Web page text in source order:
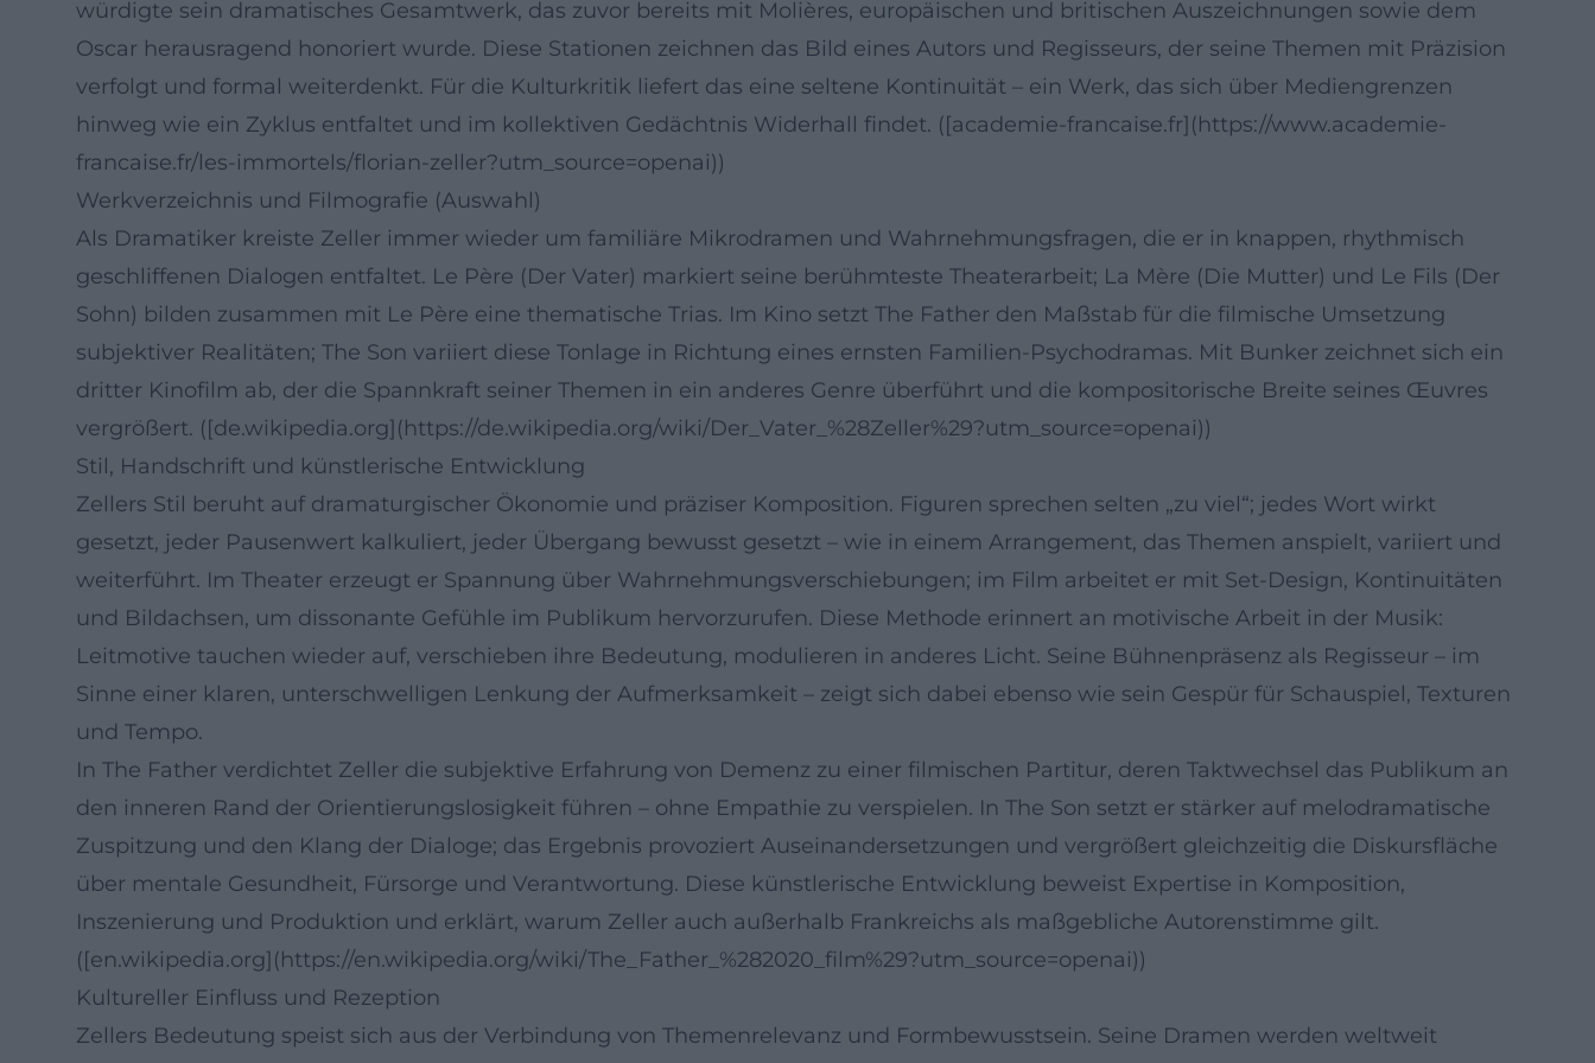
würdigte sein dramatisches Gesamtwerk, das zuvor bereits mit Molières, europäischen und britischen Auszeichnungen sowie dem
Oscar herausragend honoriert wurde. Diese Stationen zeichnen das Bild eines Autors und Regisseurs, der seine Themen mit Präzision
verfolgt und formal weiterdenkt. Für die Kulturkritik liefert das eine seltene Kontinuität – ein Werk, das sich über Mediengrenzen
hinweg wie ein Zyklus entfaltet und im kollektiven Gedächtnis Widerhall findet. ([academie-francaise.fr](https://www.academie-
francaise.fr/les-immortels/florian-zeller?utm_source=openai))
Werkverzeichnis und Filmografie (Auswahl)
Als Dramatiker kreiste Zeller immer wieder um familiäre Mikrodramen und Wahrnehmungsfragen, die er in knappen, rhythmisch
geschliffenen Dialogen entfaltet. Le Père (Der Vater) markiert seine berühmteste Theaterarbeit; La Mère (Die Mutter) und Le Fils (Der
Sohn) bilden zusammen mit Le Père eine thematische Trias. Im Kino setzt The Father den Maßstab für die filmische Umsetzung
subjektiver Realitäten; The Son variiert diese Tonlage in Richtung eines ernsten Familien-Psychodramas. Mit Bunker zeichnet sich ein
dritter Kinofilm ab, der die Spannkraft seiner Themen in ein anderes Genre überführt und die kompositorische Breite seines Œuvres
vergrößert. ([de.wikipedia.org](https://de.wikipedia.org/wiki/Der_Vater_%28Zeller%29?utm_source=openai))
Stil, Handschrift und künstlerische Entwicklung
Zellers Stil beruht auf dramaturgischer Ökonomie und präziser Komposition. Figuren sprechen selten „zu viel“; jedes Wort wirkt
gesetzt, jeder Pausenwert kalkuliert, jeder Übergang bewusst gesetzt – wie in einem Arrangement, das Themen anspielt, variiert und
weiterführt. Im Theater erzeugt er Spannung über Wahrnehmungsverschiebungen; im Film arbeitet er mit Set-Design, Kontinuitäten
und Bildachsen, um dissonante Gefühle im Publikum hervorzurufen. Diese Methode erinnert an motivische Arbeit in der Musik:
Leitmotive tauchen wieder auf, verschieben ihre Bedeutung, modulieren in anderes Licht. Seine Bühnenpräsenz als Regisseur – im
Sinne einer klaren, unterschwelligen Lenkung der Aufmerksamkeit – zeigt sich dabei ebenso wie sein Gespür für Schauspiel, Texturen
und Tempo.
In The Father verdichtet Zeller die subjektive Erfahrung von Demenz zu einer filmischen Partitur, deren Taktwechsel das Publikum an
den inneren Rand der Orientierungslosigkeit führen – ohne Empathie zu verspielen. In The Son setzt er stärker auf melodramatische
Zuspitzung und den Klang der Dialoge; das Ergebnis provoziert Auseinandersetzungen und vergrößert gleichzeitig die Diskursfläche
über mentale Gesundheit, Fürsorge und Verantwortung. Diese künstlerische Entwicklung beweist Expertise in Komposition,
Inszenierung und Produktion und erklärt, warum Zeller auch außerhalb Frankreichs als maßgebliche Autorenstimme gilt.
([en.wikipedia.org](https://en.wikipedia.org/wiki/The_Father_%282020_film%29?utm_source=openai))
Kultureller Einfluss und Rezeption
Zellers Bedeutung speist sich aus der Verbindung von Themenrelevanz und Formbewusstsein. Seine Dramen werden weltweit